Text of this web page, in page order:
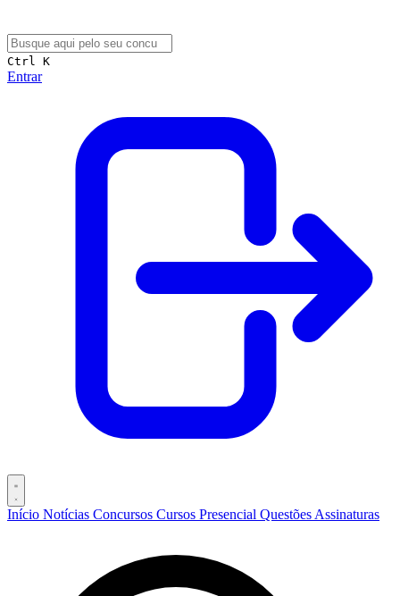
Ctrl K
Entrar
Início Notícias Concursos Cursos Presencial Questões Assinaturas